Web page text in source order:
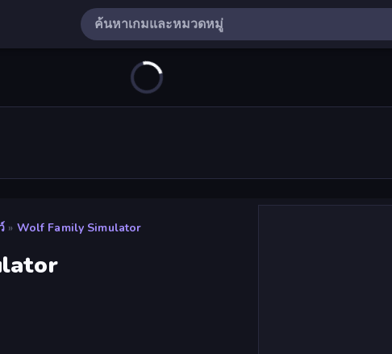
» Wolf Family Simulator